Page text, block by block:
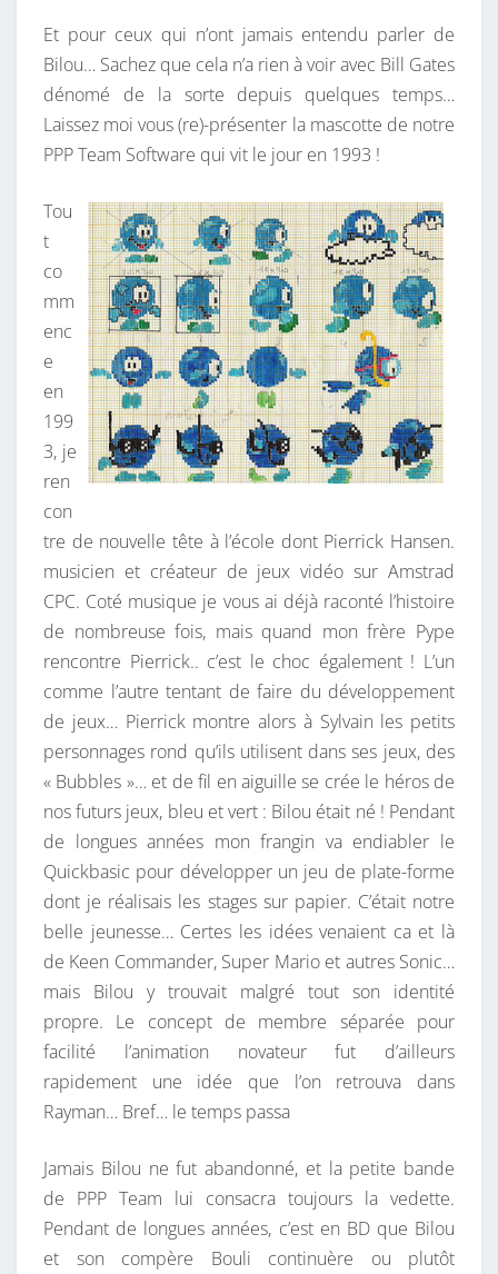
Et pour ceux qui n’ont jamais entendu parler de
Bilou… Sachez que cela n’a rien à voir avec Bill Gates
dénomé de la sorte depuis quelques temps…
Laissez moi vous (re)-présenter la mascotte de notre
PPP Team Software qui vit le jour en 1993 !
Tou
t
co
mm
enc
e
en
199
3, je
ren
con
tre de nouvelle tête à l’école dont Pierrick Hansen.
musicien et créateur de jeux vidéo sur Amstrad
CPC. Coté musique je vous ai déjà raconté l’histoire
de nombreuse fois, mais quand mon frère Pype
rencontre Pierrick.. c’est le choc également ! L’un
comme l’autre tentant de faire du développement
de jeux… Pierrick montre alors à Sylvain les petits
personnages rond qu’ils utilisent dans ses jeux, des
« Bubbles »… et de fil en aiguille se crée le héros de
nos futurs jeux, bleu et vert : Bilou était né ! Pendant
de longues années mon frangin va endiabler le
Quickbasic pour développer un jeu de plate-forme
dont je réalisais les stages sur papier. C’était notre
belle jeunesse… Certes les idées venaient ca et là
de Keen Commander, Super Mario et autres Sonic…
mais Bilou y trouvait malgré tout son identité
propre. Le concept de membre séparée pour
facilité l’animation novateur fut d’ailleurs
rapidement une idée que l’on retrouva dans
Rayman… Bref… le temps passa
Jamais Bilou ne fut abandonné, et la petite bande
de PPP Team lui consacra toujours la vedette.
Pendant de longues années, c’est en BD que Bilou
et son compère Bouli continuère ou plutôt